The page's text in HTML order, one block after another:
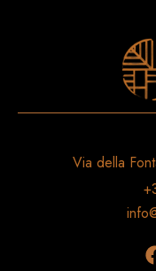
Via della